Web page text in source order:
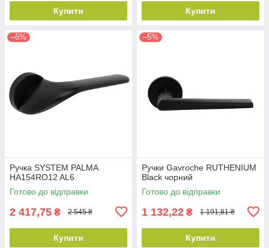
Купити Купити
–5%
Ручка SYSTEM PALMA
HA154RO12 AL6
Готово до відправки
2 417,75 ₴ 2 545 ₴
Купити
–5%
Ручки Gavroche RUTHENIUM
Black чорний
Готово до відправки
1 132,22 ₴ 1 191,81 ₴
Купити